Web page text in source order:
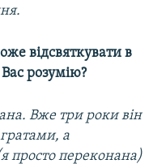
відсвяткувати в
розумію?
Вже три роки він
а
просто переконана)